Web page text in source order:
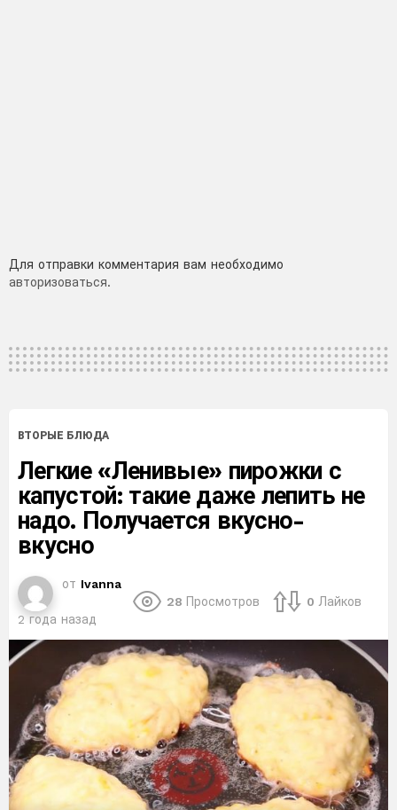
Добавить
комментарий
Для отправки комментария вам необходимо
авторизоваться.
ВТОРЫЕ БЛЮДА
Легкие «Ленивые» пирожки с
капустой: такие даже лепить не
надо. Получается вкусно-
вкусно
от Ivanna
2 года назад
28 Просмотров 0 Лайков